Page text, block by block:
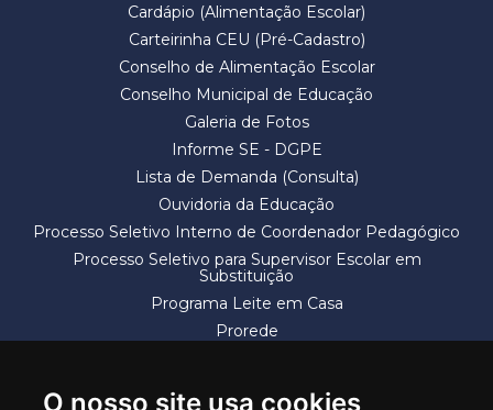
O nosso site usa cookies
Cardápio (Alimentação Escolar)
Carteirinha CEU (Pré-Cadastro)
Conselho de Alimentação Escolar
Conselho Municipal de Educação
Galeria de Fotos
Informe SE - DGPE
Lista de Demanda (Consulta)
Ouvidoria da Educação
Processo Seletivo Interno de Coordenador Pedagógico
Processo Seletivo para Supervisor Escolar em
Substituição
Programa Leite em Casa
Prorede